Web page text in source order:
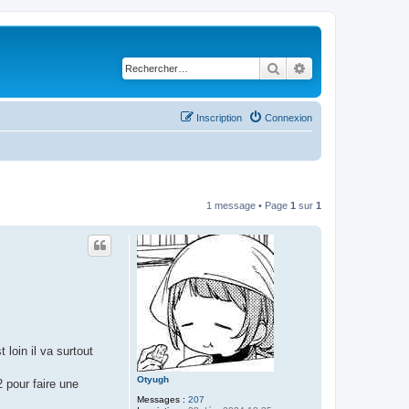
Rechercher
Connexion
Inscription
1 message • Page 1 sur 1
Otyugh
Messages : 207
loin il va surtout
pour faire une